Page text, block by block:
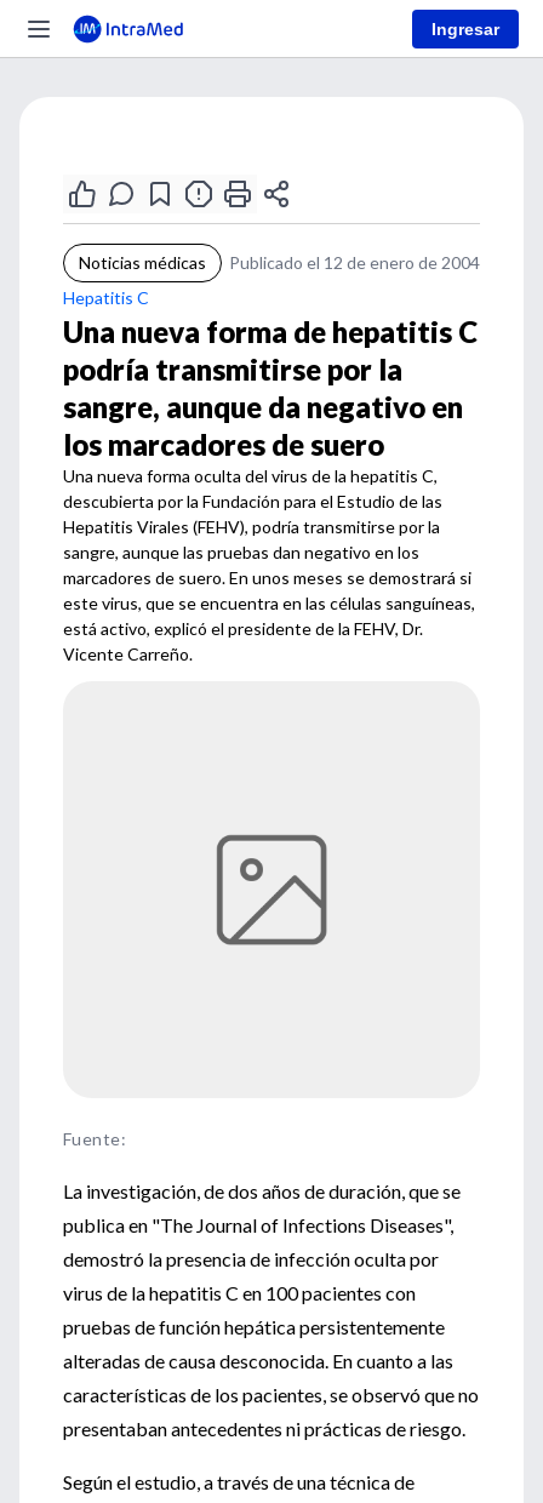
Ingresar
Noticias médicas
Publicado el 12 de enero de 2004
Hepatitis C
Una nueva forma de hepatitis C
podría transmitirse por la
sangre, aunque da negativo en
los marcadores de suero
Una nueva forma oculta del virus de la hepatitis C,
descubierta por la Fundación para el Estudio de las
Hepatitis Virales (FEHV), podría transmitirse por la
sangre, aunque las pruebas dan negativo en los
marcadores de suero. En unos meses se demostrará si
este virus, que se encuentra en las células sanguíneas,
está activo, explicó el presidente de la FEHV, Dr.
Vicente Carreño.
Fuente:
La investigación, de dos años de duración, que se
publica en "The Journal of Infections Diseases",
demostró la presencia de infección oculta por
virus de la hepatitis C en 100 pacientes con
pruebas de función hepática persistentemente
alteradas de causa desconocida. En cuanto a las
características de los pacientes, se observó que no
presentaban antecedentes ni prácticas de riesgo.
Según el estudio, a través de una técnica de